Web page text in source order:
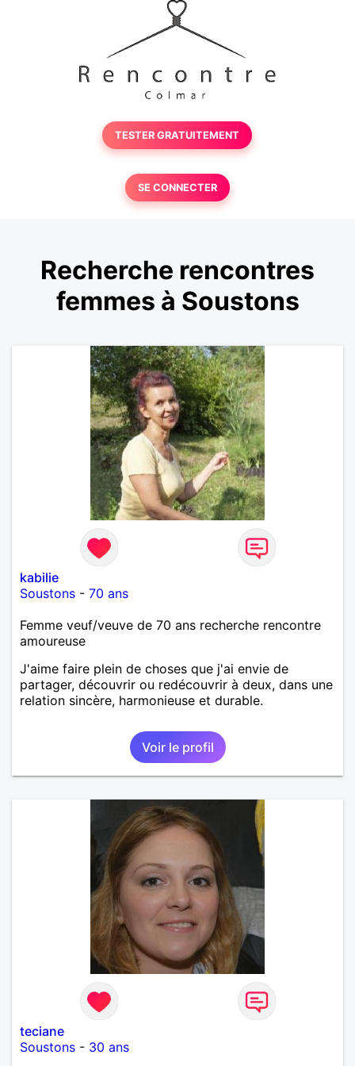
TESTER GRATUITEMENT
SE CONNECTER
Recherche rencontres
femmes à Soustons
kabilie
Soustons - 70 ans
Femme veuf/veuve de 70 ans recherche rencontre
amoureuse
J'aime faire plein de choses que j'ai envie de
partager, découvrir ou redécouvrir à deux, dans une
relation sincère, harmonieuse et durable.
Voir le profil
teciane
Soustons - 30 ans